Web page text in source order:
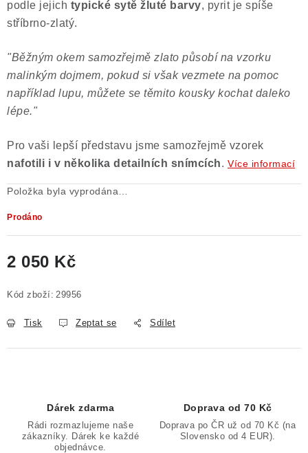
podle jejich typické sytě žluté barvy, pyrit je spíše
stříbrno-zlatý.
"Běžným okem samozřejmě zlato působí na vzorku
malinkým dojmem, pokud si však vezmete na pomoc
například lupu, můžete se těmito kousky kochat daleko
lépe."
Pro vaši lepší představu jsme samozřejmě vzorek
nafotili i v několika detailních snímcích. Více informací
Položka byla vyprodána…
Prodáno
2 050 Kč
Kód zboží: 29956
Tisk Zeptat se Sdílet
Dárek zdarma
Rádi rozmazlujeme naše
zákazníky. Dárek ke každé
objednávce.
Doprava od 70 Kč
Doprava po ČR už od 70 Kč (na
Slovensko od 4 EUR).